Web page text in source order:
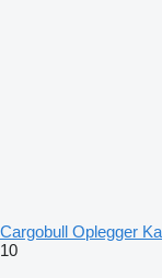
Cargobull Oplegger
10